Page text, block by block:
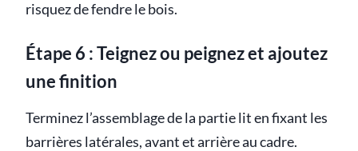
risquez de fendre le bois.
Étape 6 : Teignez ou peignez et ajoutez
une finition
Terminez l’assemblage de la partie lit en fixant les
barrières latérales, avant et arrière au cadre.